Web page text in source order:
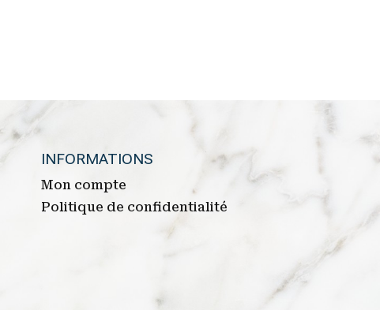
INFORMATIONS
Mon compte
Politique de confidentialité